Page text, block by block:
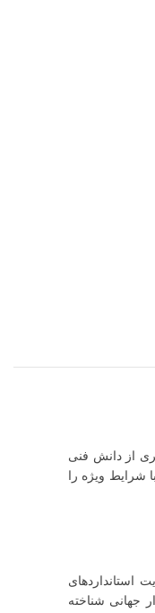
از دانش فنی
شرایط ویژه را
استانداردهای
جهانی شناخته